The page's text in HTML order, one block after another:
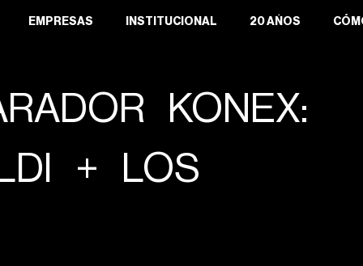
EMPRESAS INSTITUCIONAL 20 AÑOS
KONEX:
+ LOS